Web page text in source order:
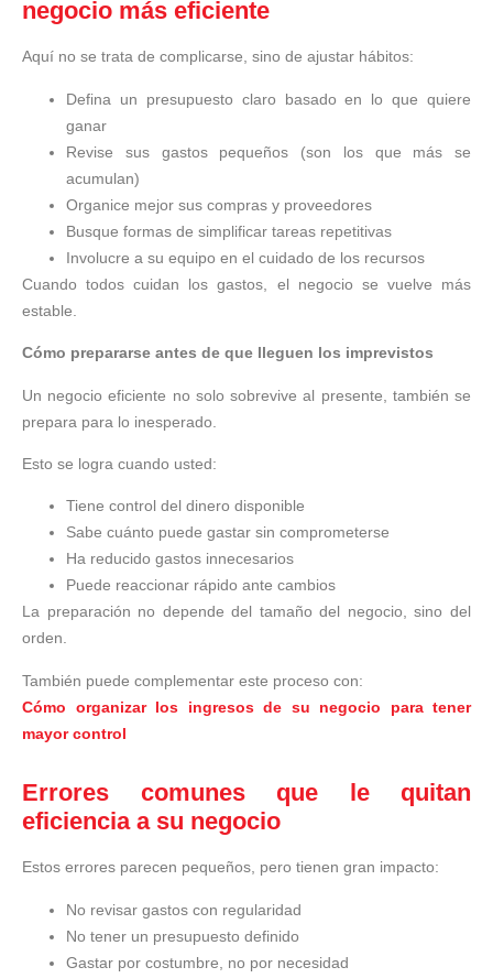
negocio más eficiente
Aquí no se trata de complicarse, sino de ajustar hábitos:
Defina un presupuesto claro basado en lo que quiere
ganar
Revise sus gastos pequeños (son los que más se
acumulan)
Organice mejor sus compras y proveedores
Busque formas de simplificar tareas repetitivas
Involucre a su equipo en el cuidado de los recursos
Cuando todos cuidan los gastos, el negocio se vuelve más
estable.
Cómo prepararse antes de que lleguen los imprevistos
Un negocio eficiente no solo sobrevive al presente, también se
prepara para lo inesperado.
Esto se logra cuando usted:
Tiene control del dinero disponible
Sabe cuánto puede gastar sin comprometerse
Ha reducido gastos innecesarios
Puede reaccionar rápido ante cambios
La preparación no depende del tamaño del negocio, sino del
orden.
También puede complementar este proceso con:
Cómo organizar los ingresos de su negocio para tener
mayor control
Errores comunes que le quitan
eficiencia a su negocio
Estos errores parecen pequeños, pero tienen gran impacto:
No revisar gastos con regularidad
No tener un presupuesto definido
Gastar por costumbre, no por necesidad